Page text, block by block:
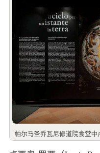
帕尔马圣乔瓦尼修道院食堂